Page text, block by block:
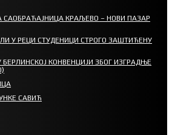
САОБРАЋАЈНИЦА КРАЉЕВО – НОВИ ПАЗАР
У РЕЦИ СТУДЕНИЦИ СТРОГО ЗАШТИЋЕНУ
КОНВЕНЦИЈИ ЗБОГ ИЗГРАДЊЕ
САВИЋ